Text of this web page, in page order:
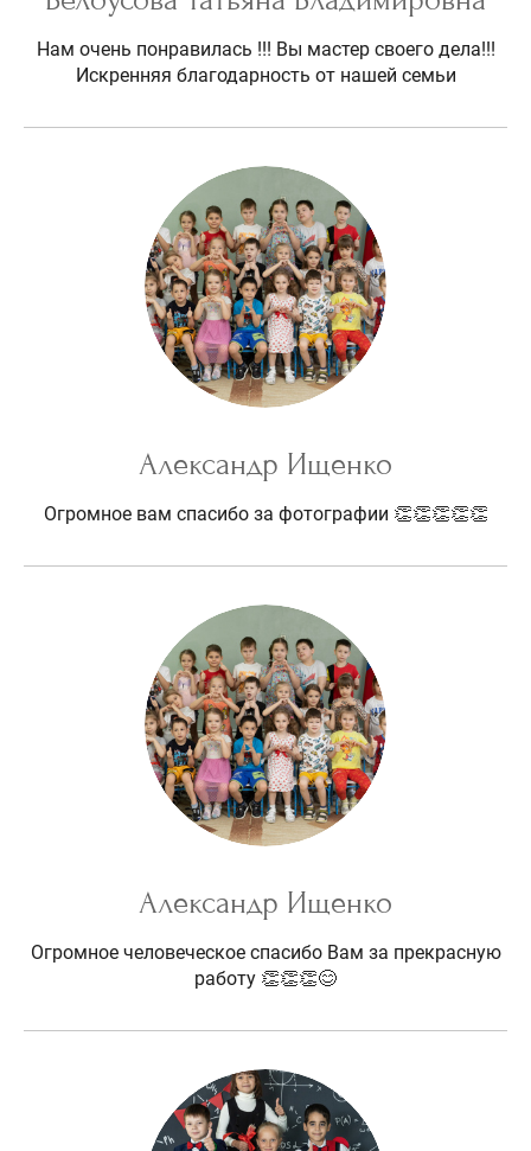
Нам очень понравилась !!! Вы мастер своего дела!!!
Искренняя благодарность от нашей семьи
Александр Ищенко
Огромное вам спасибо за фотографии 👏👏👏👏👏
Александр Ищенко
Огромное человеческое спасибо Вам за прекрасную
работу 👏👏👏😊